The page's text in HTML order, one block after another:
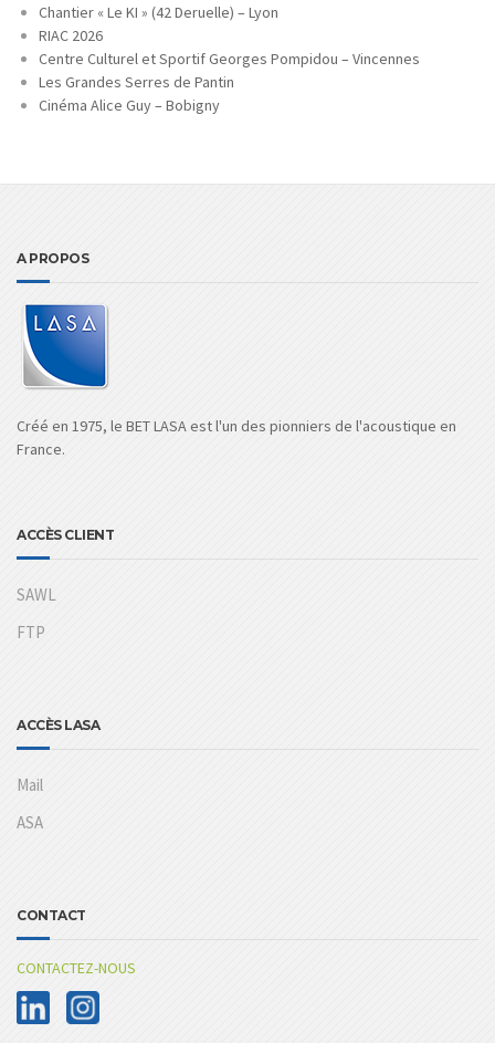
Chantier « Le KI » (42 Deruelle) – Lyon
RIAC 2026
Centre Culturel et Sportif Georges Pompidou – Vincennes
Les Grandes Serres de Pantin
Cinéma Alice Guy – Bobigny
A PROPOS
Créé en 1975, le BET LASA est l'un des pionniers de l'acoustique en
France.
ACCÈS CLIENT
SAWL
FTP
ACCÈS LASA
Mail
ASA
CONTACT
CONTACTEZ-NOUS